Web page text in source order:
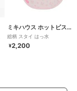
ミキハウス ホットビスケッツ
総柄 スタイ はっ水
¥2,200